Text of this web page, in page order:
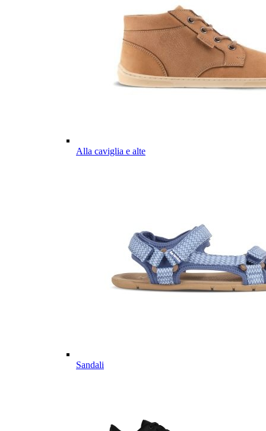
Alla caviglia e alte
Sandali